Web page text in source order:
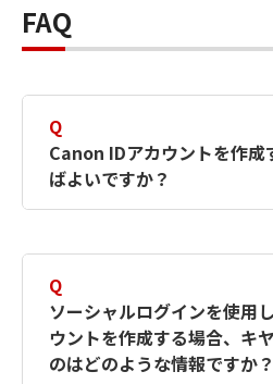
FAQ
Q
Canon IDアカウントを作成
ばよいですか？
す。詳しい作成方法は【
何ですか？Canon IDの
ださい。
Q
ソーシャルログインを使用
ウントを作成する場合、キ
のはどのような情報ですか？